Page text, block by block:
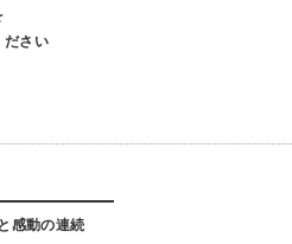
ださい
感動の連続